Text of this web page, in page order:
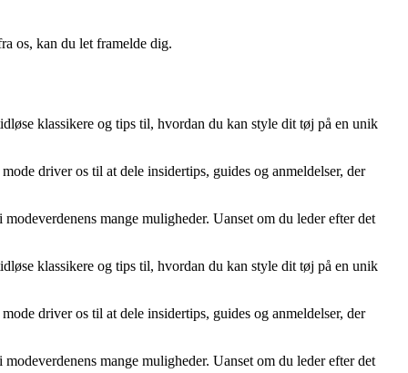
os, kan du let framelde dig.
klassikere og tips til, hvordan du kan style dit tøj på en unik
driver os til at dele insidertips, guides og anmeldelser, der
mange muligheder. Uanset om du leder efter det
klassikere og tips til, hvordan du kan style dit tøj på en unik
driver os til at dele insidertips, guides og anmeldelser, der
mange muligheder. Uanset om du leder efter det